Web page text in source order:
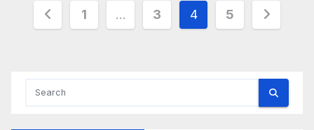
Posts
1 … 3 4 5